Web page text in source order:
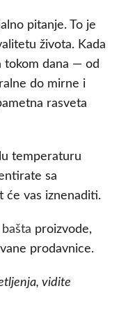
pitanje. To je
života. Kada
tokom dana — od
do mirne i
rasveta
temperaturu
sa
će vas iznenaditi.
proizvode,
prodavnice.
vidite